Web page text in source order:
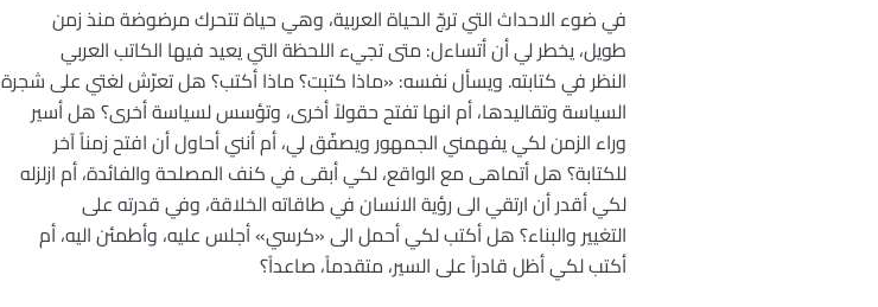
في ضوء الاحداث التي ترجّ الحياة العربية، وهي حياة تتحرك مرضوضة منذ زمن
طويل، يخطر لي أن أتساءل: متى تجيء اللحظة التي يعيد فيها الكاتب العربي
النظر في كتابته. ويسأل نفسه: «ماذا كتبت؟ ماذا أكتب؟ هل تعرّش لغتي على شجرة
السياسة وتقاليدها، أم انها تفتح حقولاً أخرى، وتؤسس لسياسة أخرى؟ هل أسير
وراء الزمن لكي يفهمني الجمهور ويصفّق لي، أم أنني أحاول أن افتح زمناً آخر
للكتابة؟ هل أتماهى مع الواقع، لكي أبقى في كنف المصلحة والفائدة، أم ازلزله
لكي أقدر أن ارتقي الى رؤية الانسان في طاقاته الخلاقة، وفي قدرته على
التغيير والبناء؟ هل أكتب لكي أحمل الى «كرسي» أجلس عليه، وأطمئن اليه، أم
أكتب لكي أظل قادراً على السير، متقدماً، صاعداً؟